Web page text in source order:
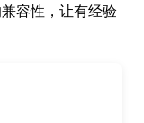
容性，让有经验